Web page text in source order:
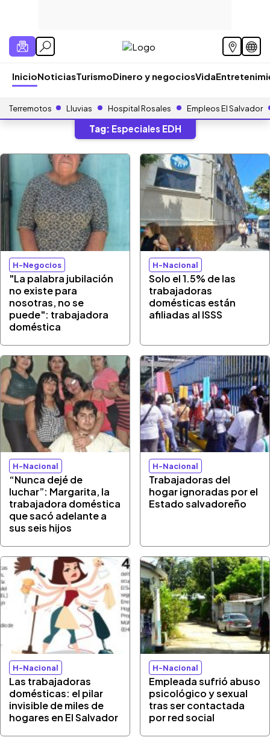
InicioNoticiasTurismoDinero y negociosVida
Terremotos Lluvias Hospital Rosales Empleos El Salvador
Tag: Especiales EDH
H-Negocios
"La palabra jubilación
no existe para
nosotras, no se
puede": trabajadora
doméstica
H-Nacional
Solo el 1.5% de las
trabajadoras
domésticas están
afiliadas al ISSS
H-Nacional
“Nunca dejé de
luchar”: Margarita, la
trabajadora doméstica
que sacó adelante a
sus seis hijos
H-Nacional
Trabajadoras del
hogar ignoradas por el
Estado salvadoreño
H-Nacional
Las trabajadoras
domésticas: el pilar
invisible de miles de
hogares en El Salvador
H-Nacional
Empleada sufrió abuso
psicológico y sexual
tras ser contactada
por red social